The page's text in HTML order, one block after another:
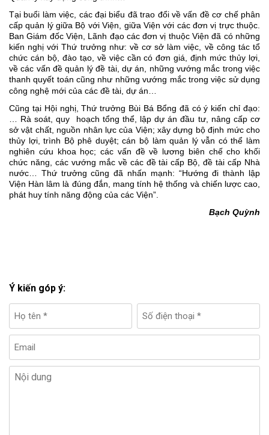
Tại buổi làm việc, các đại biểu đã trao đổi về vấn đề cơ chế phân
cấp quản lý giữa Bộ với Viện, giữa Viện với các đơn vị trực thuộc.
Ban Giám đốc Viện, Lãnh đạo các đơn vị thuộc Viện đã có những
kiến nghị với Thứ trưởng như: về cơ sở làm việc, về công tác tổ
chức cán bộ, đào tạo, về việc cần có đơn giá, định mức thủy lợi,
về các vấn đề quản lý đề tài, dự án, những vướng mắc trong việc
thanh quyết toán cũng như những vướng mắc trong việc sử dụng
công nghệ mới của các đề tài, dự án…
Cũng tại Hội nghị, Thứ trưởng Bùi Bá Bổng đã có ý kiến chỉ đạo:
… Rà soát, quy hoạch tổng thể, lập dự án đầu tư, nâng cấp cơ
sở vật chất, nguồn nhân lực của Viện; xây dựng bộ định mức cho
thủy lợi, trình Bộ phê duyệt; cán bộ làm quản lý vẫn có thể làm
nghiên cứu khoa học; các vấn đề về lương biên chế cho khối
chức năng, các vướng mắc về các đề tài cấp Bộ, đề tài cấp Nhà
nước… Thứ trưởng cũng đã nhấn mạnh: “Hướng đi thành lập
Viện Hàn lâm là đúng đắn, mang tính hệ thống và chiến lược cao,
phát huy tính năng động của các Viện”.
Bạch Quỳnh
Ý kiến góp ý: